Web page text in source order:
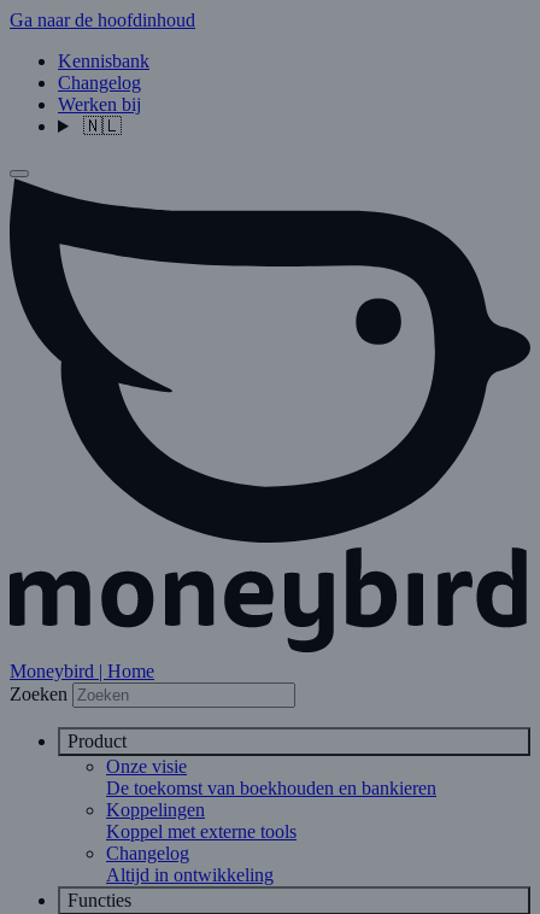
Ga naar de hoofdinhoud
Kennisbank
Changelog
Werken bij
🇳🇱
Moneybird | Home
Zoeken
Product
Onze visie
De toekomst van boekhouden en bankieren
Koppelingen
Koppel met externe tools
Changelog
Altijd in ontwikkeling
Functies